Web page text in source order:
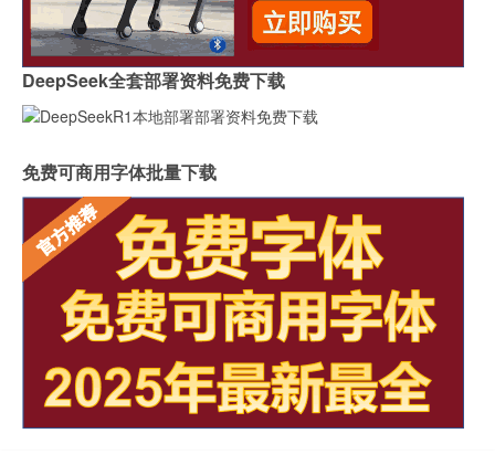
DeepSeek全套部署资料免费下载
免费可商用字体批量下载